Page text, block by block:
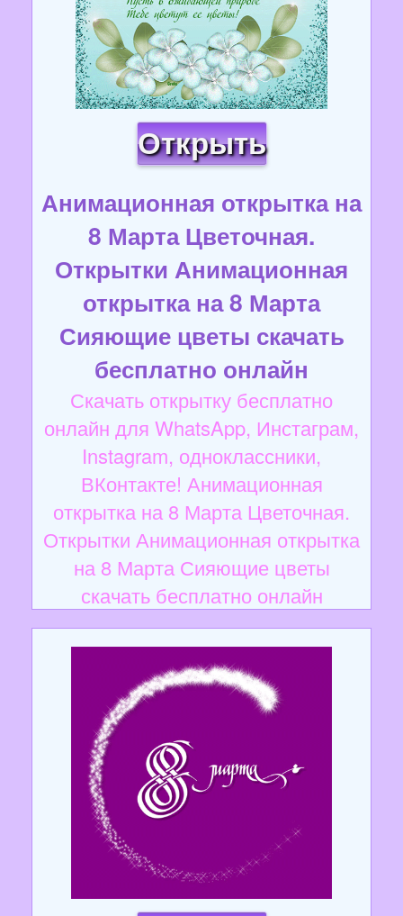
Открыть
Анимационная открытка на
8 Марта Цветочная.
Открытки Анимационная
открытка на 8 Марта
Сияющие цветы скачать
бесплатно онлайн
Скачать открытку бесплатно
онлайн для WhatsApp, Инстаграм,
Instagram, одноклассники,
ВКонтакте! Анимационная
открытка на 8 Марта Цветочная.
Открытки Анимационная открытка
на 8 Марта Сияющие цветы
скачать бесплатно онлайн